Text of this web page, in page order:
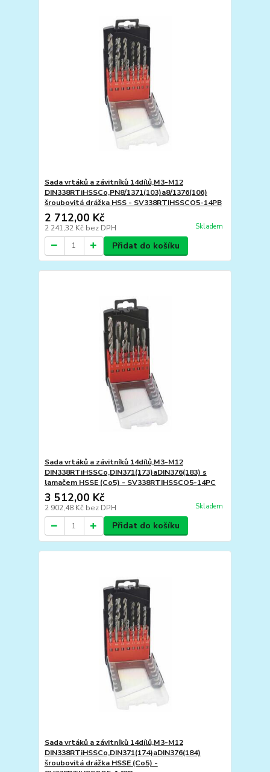
Sada vrtáků a závitníků 14dílů,M3-M12
DIN338RTiHSSCo,PN8/1371(103)a8/1376(106)
šroubovitá drážka HSS - SV338RTIHSSCO5-14PB
2 712,00 Kč
2 241,32 Kč bez DPH Skladem
Přidat do košíku
Sada vrtáků a závitníků 14dílů,M3-M12
DIN338RTiHSSCo,DIN371(173)aDIN376(183) s
lamačem HSSE (Co5) - SV338RTIHSSCO5-14PC
3 512,00 Kč
2 902,48 Kč bez DPH Skladem
Přidat do košíku
Sada vrtáků a závitníků 14dílů,M3-M12
DIN338RTiHSSCo,DIN371(174)aDIN376(184)
šroubovitá drážka HSSE (Co5) -